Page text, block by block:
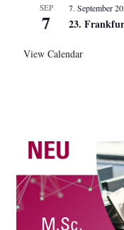
SEP
7
7. September
23.
View Calendar